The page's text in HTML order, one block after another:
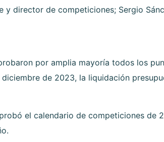
y director de competiciones; Sergio
por amplia mayoría todos los
de 2023, la liquidación
el calendario de competiciones de